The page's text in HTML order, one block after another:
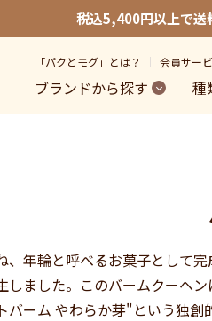
税込5,400円以上で送
「パクとモグ」とは？ 会員サー
ブランドから探す 種
、年輪と呼べるお菓子として
しました。このバームクーヘ
ーム やわらか芽"という独創